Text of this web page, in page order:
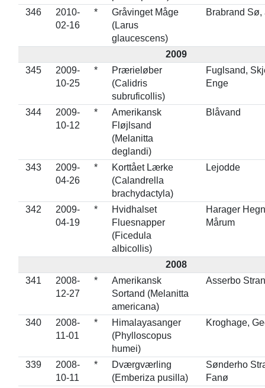
346
2010-
02-16
*
Gråvinget Måge
(Larus
glaucescens)
Brabrand Sø,
2009
345
2009-
10-25
*
Prærieløber
(Calidris
subruficollis)
Fuglsand,
Enge
344
2009-
10-12
*
Amerikansk
Fløjlsand
(Melanitta
deglandi)
Blåvand
343
2009-
04-26
*
Korttået Lærke
(Calandrella
brachydactyla)
Lejodde
342
2009-
04-19
*
Hvidhalset
Fluesnapper
(Ficedula
albicollis)
Harager
Mårum
2008
341
2008-
12-27
*
Amerikansk
Sortand (Melanitta
americana)
Asserbo
340
2008-
11-01
*
Himalayasanger
(Phylloscopus
humei)
Kroghage,
339
2008-
10-11
*
Dværgværling
(Emberiza pusilla)
Sønderho
Fanø